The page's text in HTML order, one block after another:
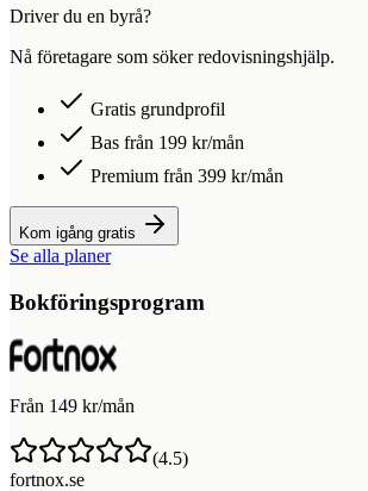
Driver du en byrå?
Nå företagare som söker redovisningshjälp.
Gratis grundprofil
Bas från 199 kr/mån
Premium från 399 kr/mån
Kom igång gratis
Se alla planer
Bokföringsprogram
Från 149 kr/mån
(4.5)
fortnox.se